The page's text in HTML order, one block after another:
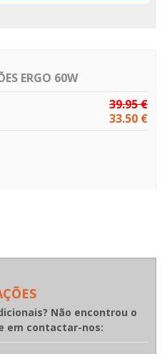
ERGO 60W
39.95 €
33.50 €
Não encontrou o
em contactar-nos: